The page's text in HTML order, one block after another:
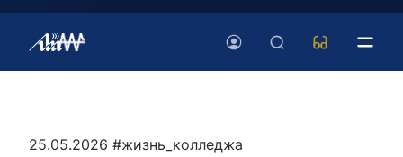
25.05.2026 #жизнь_колледжа